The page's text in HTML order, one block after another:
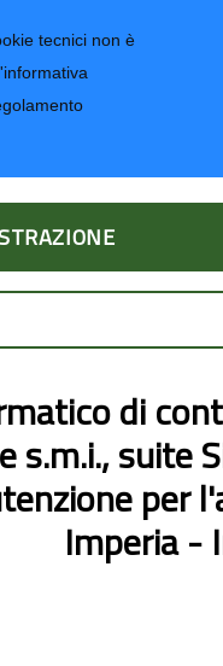
tecnici non è
di
s.m.i., suite
per
Imperia -